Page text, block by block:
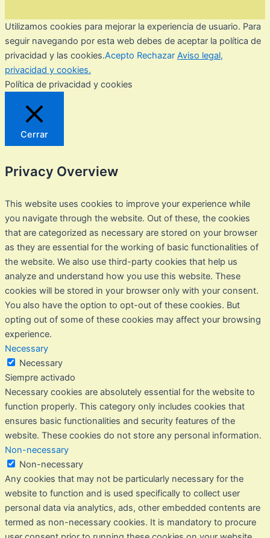
Utilizamos cookies para mejorar la experiencia de usuario. Para
seguir navegando por esta web debes de aceptar la política de
privacidad y las cookies.Acepto Rechazar Aviso legal,
privacidad y cookies.
Política de privacidad y cookies
Cerrar
Privacy Overview
This website uses cookies to improve your experience while
you navigate through the website. Out of these, the cookies
that are categorized as necessary are stored on your browser
as they are essential for the working of basic functionalities of
the website. We also use third-party cookies that help us
analyze and understand how you use this website. These
cookies will be stored in your browser only with your consent.
You also have the option to opt-out of these cookies. But
opting out of some of these cookies may affect your browsing
experience.
Necessary
Necessary
Siempre activado
Necessary cookies are absolutely essential for the website to
function properly. This category only includes cookies that
ensures basic functionalities and security features of the
website. These cookies do not store any personal information.
Non-necessary
Non-necessary
Any cookies that may not be particularly necessary for the
website to function and is used specifically to collect user
personal data via analytics, ads, other embedded contents are
termed as non-necessary cookies. It is mandatory to procure